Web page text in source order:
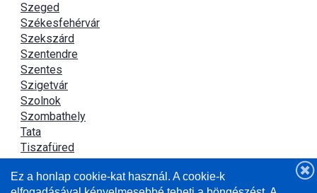
Szeged
Székesfehérvár
Szekszárd
Szentendre
Szentes
Szigetvár
Szolnok
Szombathely
Tata
Tiszafüred
Újszász
Ez a honlap cookie-kat használ. A cookie-k